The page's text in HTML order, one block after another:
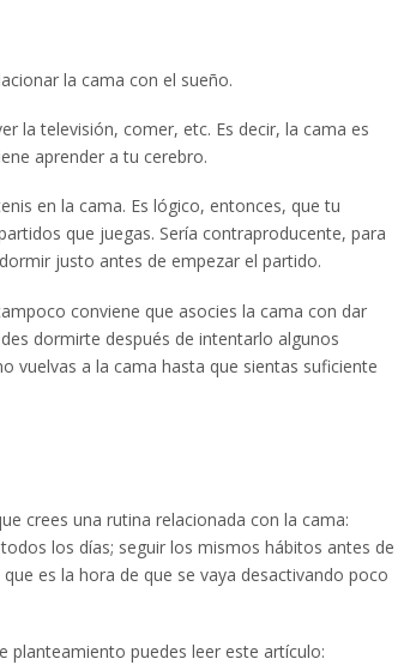
la cama con el sueño.
la televisión, comer, etc. Es decir, la cama es
aprender a tu cerebro.
en la cama. Es lógico, entonces, que tu
que juegas. Sería contraproducente, para
justo antes de empezar el partido.
conviene que asocies la cama con dar
dormirte después de intentarlo algunos
vuelvas a la cama hasta que sientas suficiente
crees una rutina relacionada con la cama:
los días; seguir los mismos hábitos antes de
es la hora de que se vaya desactivando poco
planteamiento puedes leer este artículo: